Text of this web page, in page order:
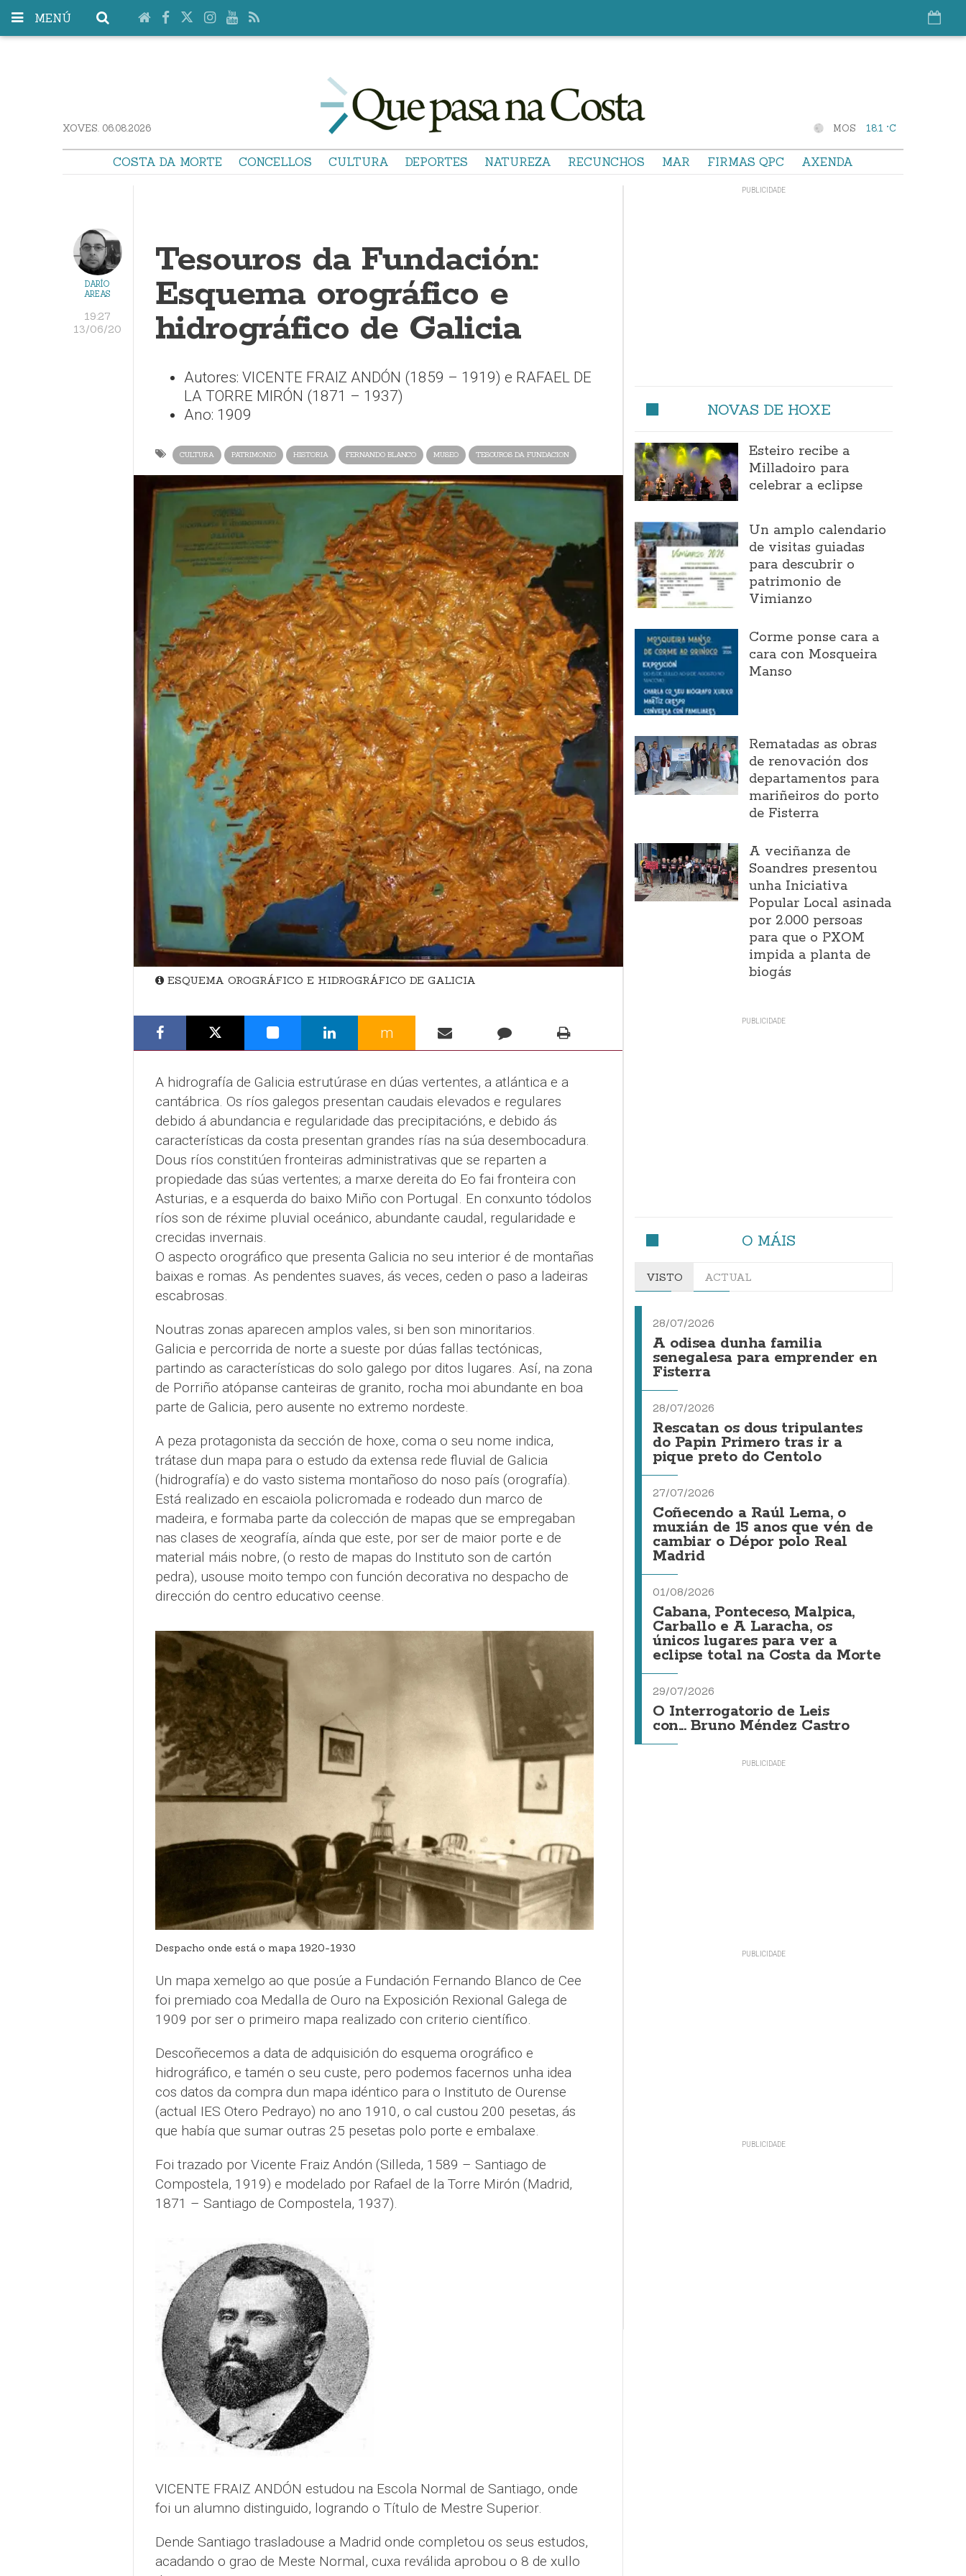
MENÚ
XOVES. 06.08.2026 MOS 18.1 °C
COSTA DA MORTE CONCELLOS CULTURA DEPORTES NATUREZA RECUNCHOS MAR FIRMAS QPC AXENDA
DARÍO
AREAS
19:27
13/06/20
Tesouros da Fundación:
Esquema orográfico e
hidrográfico de Galicia
Autores: VICENTE FRAIZ ANDÓN (1859 – 1919) e RAFAEL DE
LA TORRE MIRÓN (1871 – 1937)
Ano: 1909
CULTURA PATRIMONIO HISTORIA FERNANDO BLANCO MUSEO TESOUROS DA FUNDACION
ESQUEMA OROGRÁFICO E HIDROGRÁFICO DE GALICIA
m
A hidrografía de Galicia estrutúrase en dúas vertentes, a atlántica e a
cantábrica. Os ríos galegos presentan caudais elevados e regulares
debido á abundancia e regularidade das precipitacións, e debido ás
características da costa presentan grandes rías na súa desembocadura.
Dous ríos constitúen fronteiras administrativas que se reparten a
propiedade das súas vertentes; a marxe dereita do Eo fai fronteira con
Asturias, e a esquerda do baixo Miño con Portugal. En conxunto tódolos
ríos son de réxime pluvial oceánico, abundante caudal, regularidade e
crecidas invernais.
O aspecto orográfico que presenta Galicia no seu interior é de montañas
baixas e romas. As pendentes suaves, ás veces, ceden o paso a ladeiras
escabrosas.
Noutras zonas aparecen amplos vales, si ben son minoritarios.
Galicia e percorrida de norte a sueste por dúas fallas tectónicas,
partindo as características do solo galego por ditos lugares. Así, na zona
de Porriño atópanse canteiras de granito, rocha moi abundante en boa
parte de Galicia, pero ausente no extremo nordeste.
A peza protagonista da sección de hoxe, coma o seu nome indica,
trátase dun mapa para o estudo da extensa rede fluvial de Galicia
(hidrografía) e do vasto sistema montañoso do noso país (orografía).
Está realizado en escaiola policromada e rodeado dun marco de
madeira, e formaba parte da colección de mapas que se empregaban
nas clases de xeografía, aínda que este, por ser de maior porte e de
material máis nobre, (o resto de mapas do Instituto son de cartón
pedra), usouse moito tempo con función decorativa no despacho de
dirección do centro educativo ceense.
Despacho onde está o mapa 1920-1930
Un mapa xemelgo ao que posúe a Fundación Fernando Blanco de Cee
foi premiado coa Medalla de Ouro na Exposición Rexional Galega de
1909 por ser o primeiro mapa realizado con criterio científico.
Descoñecemos a data de adquisición do esquema orográfico e
hidrográfico, e tamén o seu custe, pero podemos facernos unha idea
cos datos da compra dun mapa idéntico para o Instituto de Ourense
(actual IES Otero Pedrayo) no ano 1910, o cal custou 200 pesetas, ás
que había que sumar outras 25 pesetas polo porte e embalaxe.
Foi trazado por Vicente Fraiz Andón (Silleda, 1589 – Santiago de
Compostela, 1919) e modelado por Rafael de la Torre Mirón (Madrid,
1871 – Santiago de Compostela, 1937).
VICENTE FRAIZ ANDÓN estudou na Escola Normal de Santiago, onde
foi un alumno distinguido, logrando o Título de Mestre Superior.
Dende Santiago trasladouse a Madrid onde completou os seus estudos,
acadando o grao de Meste Normal, cuxa reválida aprobou o 8 de xullo
NOVAS DE HOXE
Esteiro recibe a
Milladoiro para
celebrar a eclipse
Un amplo calendario
de visitas guiadas
para descubrir o
patrimonio de
Vimianzo
Corme ponse cara a
cara con Mosqueira
Manso
Rematadas as obras
de renovación dos
departamentos para
mariñeiros do porto
de Fisterra
A veciñanza de
Soandres presentou
unha Iniciativa
Popular Local asinada
por 2.000 persoas
para que o PXOM
impida a planta de
biogás
O MÁIS
VISTO ACTUAL
28/07/2026
A odisea dunha familia
senegalesa para emprender en
Fisterra
28/07/2026
Rescatan os dous tripulantes
do Papin Primero tras ir a
pique preto do Centolo
27/07/2026
Coñecendo a Raúl Lema, o
muxián de 15 anos que vén de
cambiar o Dépor polo Real
Madrid
01/08/2026
Cabana, Ponteceso, Malpica,
Carballo e A Laracha, os
únicos lugares para ver a
eclipse total na Costa da Morte
29/07/2026
O Interrogatorio de Leis
con... Bruno Méndez Castro